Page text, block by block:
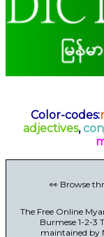
Color-codes:
adjectives,
👀 Browse
The Free Online
Burmese 1-2-3
maintained by